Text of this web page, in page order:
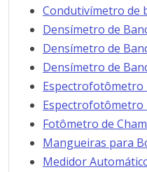
Condutivímetro de
Densímetro de
Densímetro de
Densímetro de
Espectrofotômetro
Espectrofotômetro
Fotômetro de
Mangueiras para
Medidor